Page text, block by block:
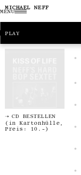
MICHAEL NEFF
MENU
PLAY
CD BESTELLEN
(in Kartonhülle,
Preis: 10.-)